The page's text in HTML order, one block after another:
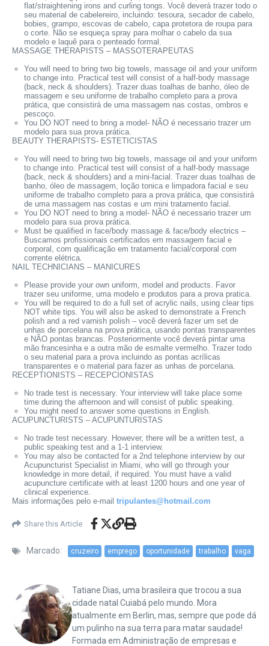
flat/straightening irons and curling tongs. Você deverá trazer todo o
seu material de cabelereiro, incluindo: tesoura, secador de cabelo,
bobies, grampo, escovas de cabelo, capa protetora de roupa para
o corte. Não se esqueça spray para molhar o cabelo da sua
modelo e laquê para o penteado formal.
MASSAGE THERAPISTS – MASSOTERAPEUTAS
You will need to bring two big towels, massage oil and your uniform
to change into. Practical test will consist of a half-body massage
(back, neck & shoulders). Trazer duas toalhas de banho, óleo de
massagem e seu uniforme de trabalho completo para a prova
prática, que consistirá de uma massagem nas costas, ombros e
pescoço.
You DO NOT need to bring a model- NÃO é necessario trazer um
modelo para sua prova prática.
BEAUTY THERAPISTS- ESTETICISTAS
You will need to bring two big towels, massage oil and your uniform
to change into. Practical test will consist of a half-body massage
(back, neck & shoulders) and a mini-facial. Trazer duas toalhas de
banho, óleo de massagem, loção tonica e limpadora facial e seu
uniforme de trabalho completo para a prova prática, que consistirá
de uma massagem nas costas e um mini tratamento facial.
You DO NOT need to bring a model- NÃO é necessario trazer um
modelo para sua prova prática.
Must be qualified in face/body massage & face/body electrics –
Buscamos profissionais certificados em massagem facial e
corporal, com qualificação em tratamento facial/corporal com
corrente elétrica.
NAIL TECHNICIANS – MANICURES
Please provide your own uniform, model and products. Favor
trazer seu uniforme, uma modelo e produtos para a prova pratica.
You will be required to do a full set of acrylic nails, using clear tips
NOT white tips. You will also be asked to demonstrate a French
polish and a red varnish polish – você deverá fazer um set de
unhas de porcelana na prova prática, usando pontas transparentes
e NÃO pontas brancas. Posteriormente você deverá pintar uma
mão francesinha e a outra mão de esmalte vermelho. Trazer todo
o seu material para a prova incluindo as pontas acrílicas
transparentes e o material para fazer as unhas de porcelana.
RECEPTIONISTS – RECEPCIONISTAS
No trade test is necessary. Your interview will take place some
time during the afternoon and will consist of public speaking.
You might need to answer some questions in English.
ACUPUNCTURISTS – ACUPUNTURISTAS
No trade test necessary. However, there will be a written test, a
public speaking test and a 1-1 interview.
You may also be contacted for a 2nd telephone interview by our
Acupuncturist Specialist in Miami, who will go through your
knowledge in more detail, if required. You must have a valid
acupuncture certificate with at least 1200 hours and one year of
clinical experience.
Mais informações pelo e-mail tripulantes@hotmail.com
Share this Article
Marcado: cruzeiro emprego oportunidade trabalho vaga
Tatiane Dias, uma brasileira que trocou a sua
cidade natal Cuiabá pelo mundo. Mora
atualmente em Berlin, mas, sempre que pode dá
um pulinho na sua terra para matar saudade!
Formada em Administração de empresas e